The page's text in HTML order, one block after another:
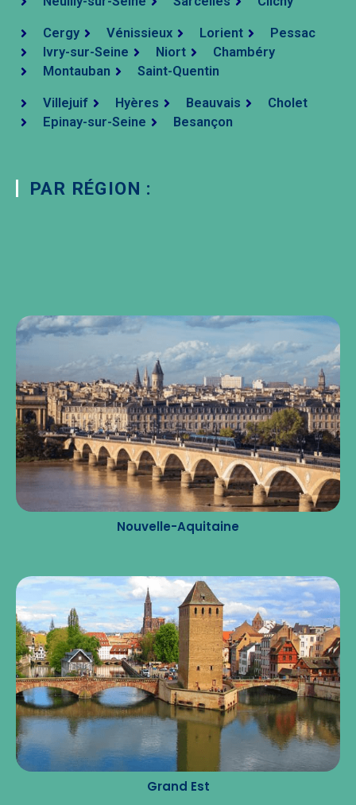
Cergy Vénissieux Lorient
Pessac
Ivry-sur-Seine
Niort
Chambéry
Montauban
Saint-Quentin
Villejuif Hyères Beauvais
Cholet
Epinay-sur-Seine
Besançon
PAR RÉGION :
Nouvelle-Aquitaine
Grand Est